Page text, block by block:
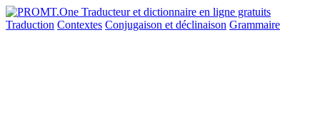
Traduction Contextes Conjugaison et déclinaison Grammaire